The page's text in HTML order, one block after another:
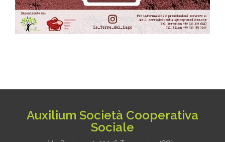
Auxilium Società Cooperativa
Sociale